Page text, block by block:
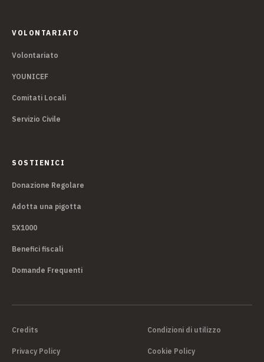
VOLONTARIATO
Volontariato
YOUNICEF
Comitati Locali
Servizio Civile
SOSTIENICI
Donazione Regolare
Adotta una pigotta
5X1000
Benefici fiscali
Domande Frequenti
Credits Condizioni di utilizzo
Privacy Policy Cookie Policy